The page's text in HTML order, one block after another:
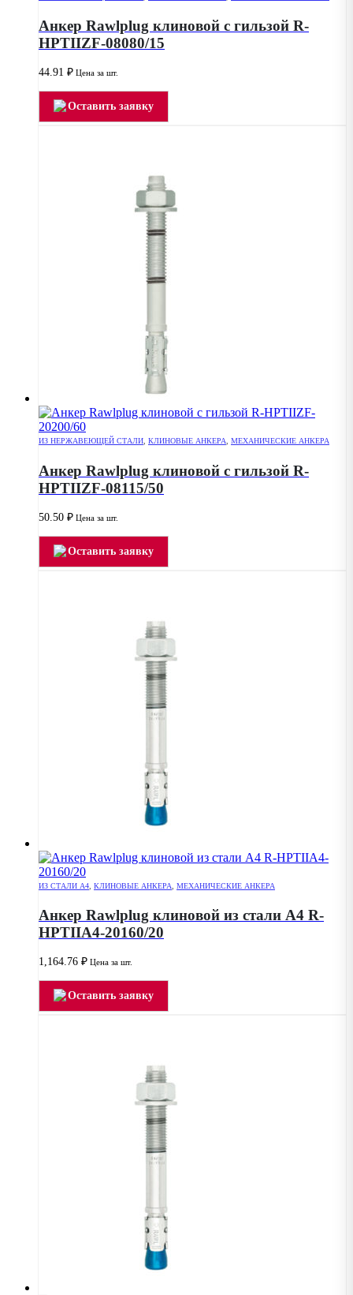
Анкер Rawlplug клиновой с гильзой R-
HPTIIZF-08080/15
44.91 ₽ Цена за шт.
Оставить заявку
ИЗ НЕРЖАВЕЮЩЕЙ СТАЛИ, КЛИНОВЫЕ АНКЕРА, МЕХАНИЧЕСКИЕ АНКЕРА
Анкер Rawlplug клиновой с гильзой R-
HPTIIZF-08115/50
50.50 ₽ Цена за шт.
Оставить заявку
ИЗ СТАЛИ А4 КЛИНОВЫЕ АНКЕРА МЕХАНИЧЕСКИЕ АНКЕРА
Анкер Rawlplug клиновой из стали А4 R-
HPTIIA4-20160/20
1,164.76 ₽ Цена за шт.
Оставить заявку